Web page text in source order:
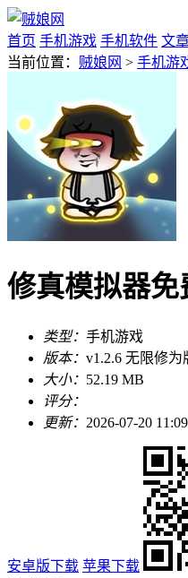
首页 手机游戏 手机软件 文
当前位置： 贼娘网 > 手机游
修真模拟器免
类型： 手机游戏
版本： v1.2.6 无限修为
大小： 52.19 MB
评分：
更新： 2026-07-20
安卓版下载 苹果下载